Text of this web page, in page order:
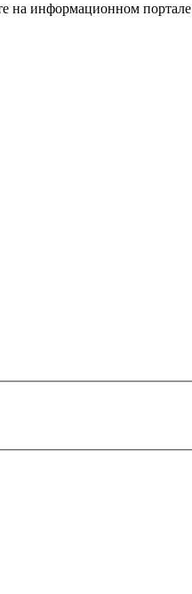
на информационном портале